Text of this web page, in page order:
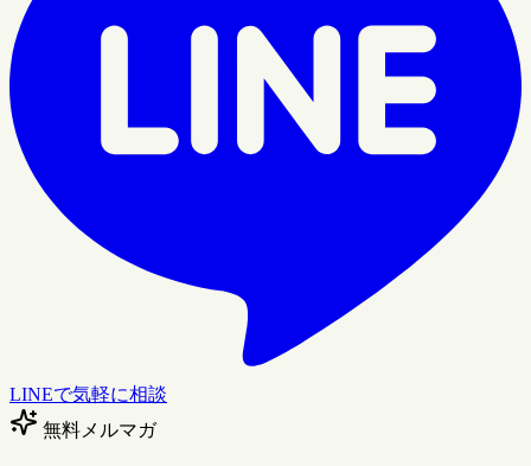
LINEで気軽に相談
無料メルマガ